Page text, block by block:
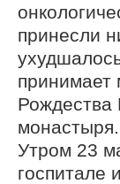
принесли
принимает
Рождества
монастыря.
Утром 23
госпитале